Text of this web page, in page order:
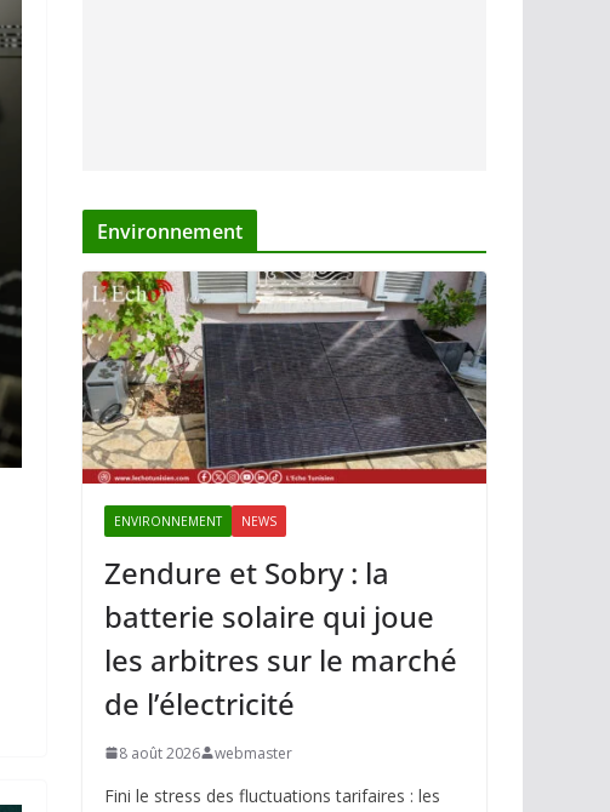
Environnement
ENVIRONNEMENT NEWS
Zendure et Sobry : la
batterie solaire qui joue
les arbitres sur le marché
de l’électricité
8 août 2026 webmaster
Fini le stress des fluctuations tarifaires : les